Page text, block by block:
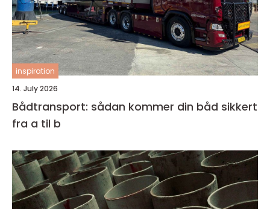
inspiration
14. July 2026
Bådtransport: sådan kommer din båd sikkert
fra a til b